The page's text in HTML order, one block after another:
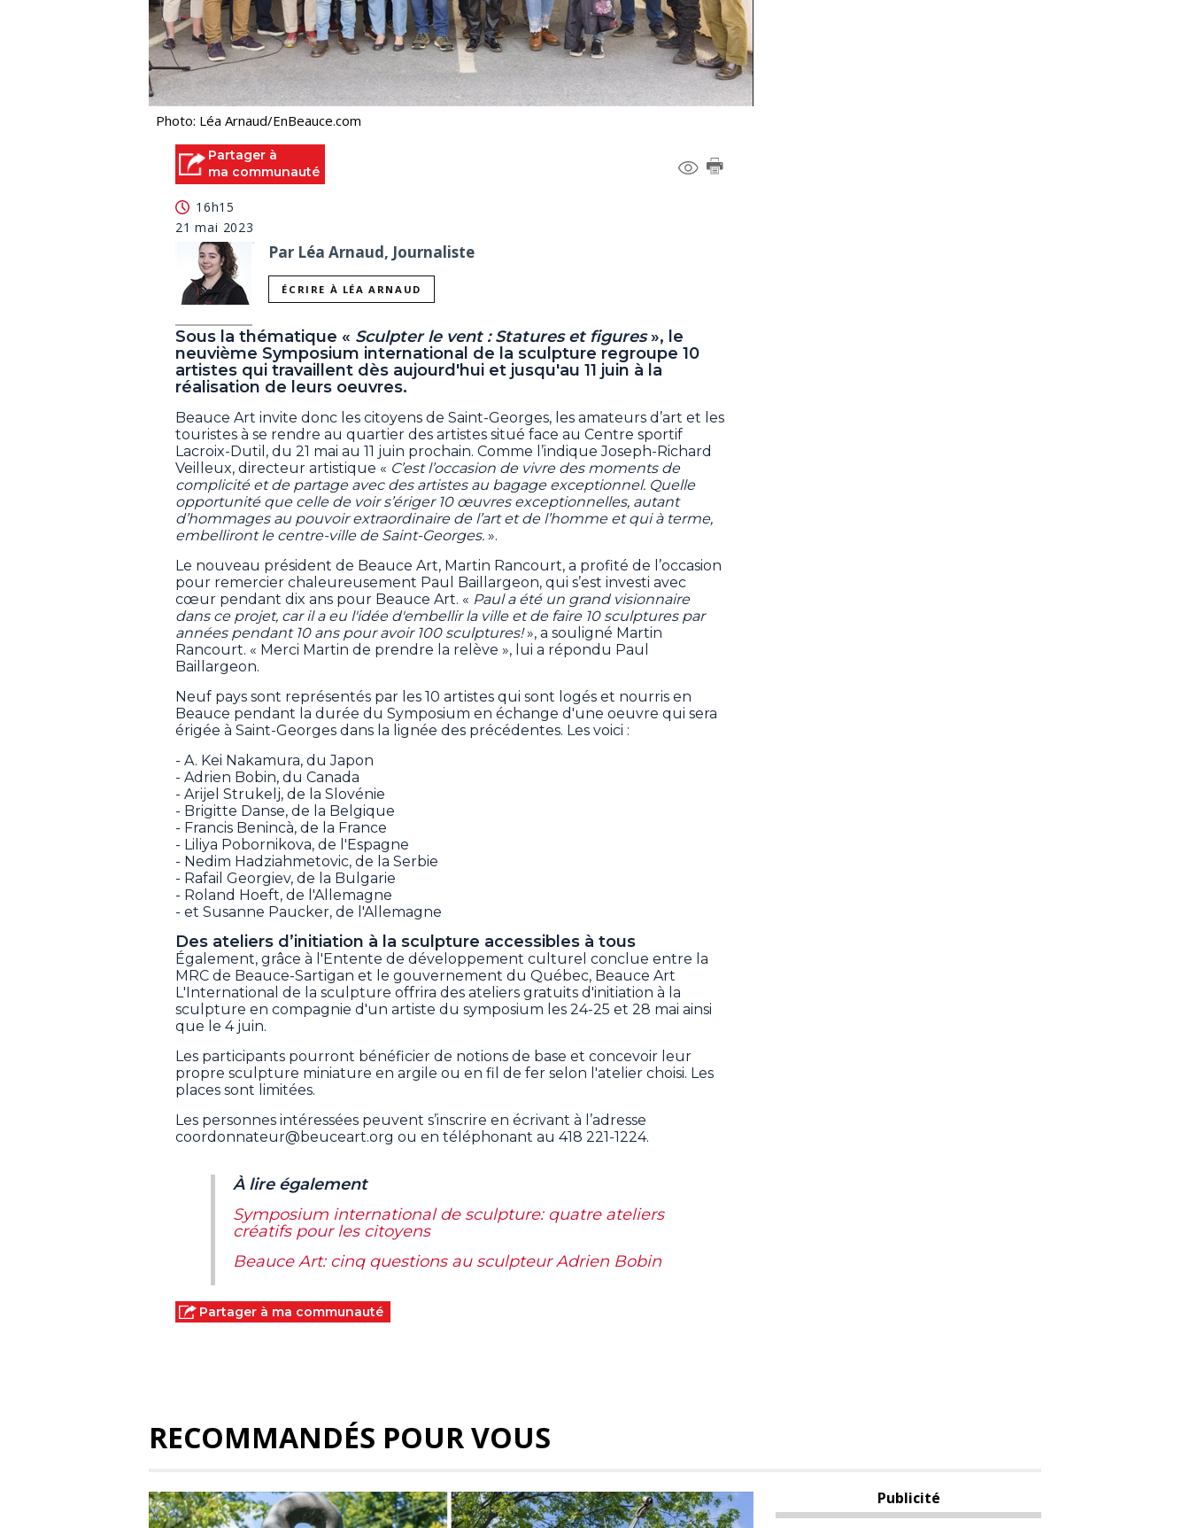
Photo: Léa Arnaud/EnBeauce.com
Partager à
ma communauté
16h15
21 mai 2023
Par Léa Arnaud, Journaliste
ÉCRIRE À LÉA ARNAUD
Sous la thématique « Sculpter le vent : Statures et figures», le
neuvième Symposium international de la sculpture regroupe 10
artistes qui travaillent dès aujourd'hui et jusqu'au 11 juin à la
réalisation de leurs oeuvres.
Beauce Art invite donc les citoyens de Saint-Georges, les amateurs d’art et les
touristes à se rendre au quartier des artistes situé face au Centre sportif
Lacroix-Dutil, du 21 mai au 11 juin prochain. Comme l’indique Joseph-Richard
Veilleux, directeur artistique « C’est l’occasion de vivre des moments de
complicité et de partage avec des artistes au bagage exceptionnel. Quelle
opportunité que celle de voir s’ériger 10 œuvres exceptionnelles, autant
d’hommages au pouvoir extraordinaire de l’art et de l’homme et qui à terme,
embelliront le centre-ville de Saint-Georges. ».
Le nouveau président de Beauce Art, Martin Rancourt, a profité de l’occasion
pour remercier chaleureusement Paul Baillargeon, qui s’est investi avec
cœur pendant dix ans pour Beauce Art. « Paul a été un grand visionnaire
dans ce projet, car il a eu l'idée d'embellir la ville et de faire 10 sculptures par
années pendant 10 ans pour avoir 100 sculptures!», a souligné Martin
Rancourt. « Merci Martin de prendre la relève », lui a répondu Paul
Baillargeon.
Neuf pays sont représentés par les 10 artistes qui sont logés et nourris en
Beauce pendant la durée du Symposium en échange d'une oeuvre qui sera
érigée à Saint-Georges dans la lignée des précédentes. Les voici :
- A. Kei Nakamura, du Japon
- Adrien Bobin, du Canada
- Arijel Strukelj, de la Slovénie
- Brigitte Danse, de la Belgique
- Francis Benincà, de la France
- Liliya Pobornikova, de l'Espagne
- Nedim Hadziahmetovic, de la Serbie
- Rafail Georgiev, de la Bulgarie
- Roland Hoeft, de l'Allemagne
- et Susanne Paucker, de l'Allemagne
Des ateliers d’initiation à la sculpture accessibles à tous
Également, grâce à l'Entente de développement culturel conclue entre la
MRC de Beauce-Sartigan et le gouvernement du Québec, Beauce Art
L'International de la sculpture offrira des ateliers gratuits d'initiation à la
sculpture en compagnie d'un artiste du symposium les 24-25 et 28 mai ainsi
que le 4 juin.
Les participants pourront bénéficier de notions de base et concevoir leur
propre sculpture miniature en argile ou en fil de fer selon l'atelier choisi. Les
places sont limitées.
Les personnes intéressées peuvent s’inscrire en écrivant à l’adresse
coordonnateur@beuceart.org ou en téléphonant au 418 221-1224.
À lire également
Symposium international de sculpture: quatre ateliers
créatifs pour les citoyens
Beauce Art: cinq questions au sculpteur Adrien Bobin
Partager à ma communauté
RECOMMANDÉS POUR VOUS
Publicité